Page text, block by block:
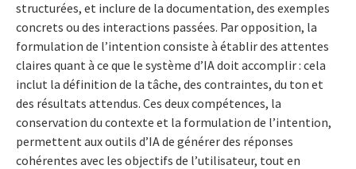
structurées, et inclure de la documentation, des exemples
concrets ou des interactions passées. Par opposition, la
formulation de l’intention consiste à établir des attentes
claires quant à ce que le système d’IA doit accomplir : cela
inclut la définition de la tâche, des contraintes, du ton et
des résultats attendus. Ces deux compétences, la
conservation du contexte et la formulation de l’intention,
permettent aux outils d’IA de générer des réponses
cohérentes avec les objectifs de l’utilisateur, tout en